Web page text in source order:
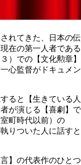
れてきた、日本の伝
在の第一人者である
）での【文化勲章】
心監督がドキュメン
ると【生きている人
が演じる【喜劇】で
町時代以前）の
りついた人に話すと
】の代表作のひとつ